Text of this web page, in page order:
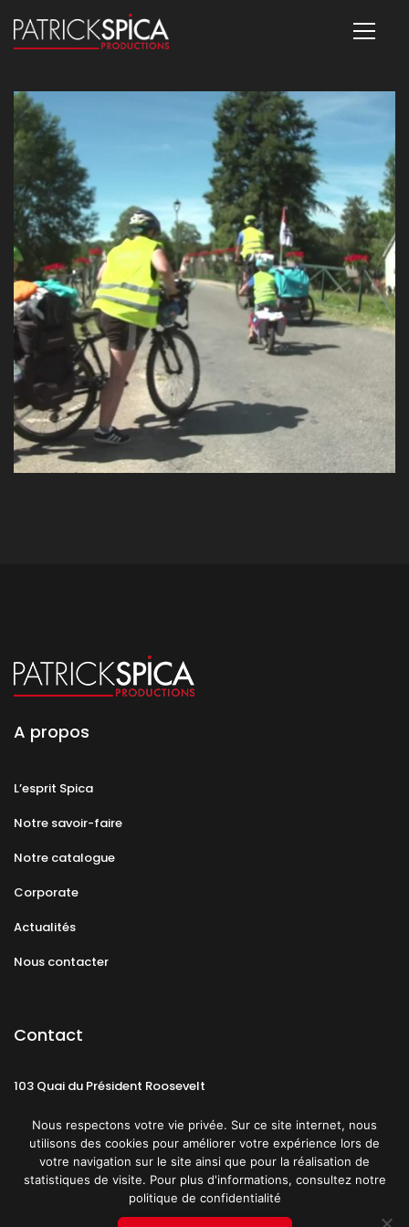
A propos
L’esprit Spica
Notre savoir-faire
Notre catalogue
Corporate
Actualités
Nous contacter
Contact
103 Quai du Président Roosevelt
CGU Politique de confidentialité
Nous respectons votre vie privée. Sur ce site internet, nous
utilisons des cookies pour améliorer votre expérience lors de
votre navigation sur le site ainsi que pour la réalisation de
statistiques de visite. Pour plus d'informations, consultez notre
politique de confidentialité